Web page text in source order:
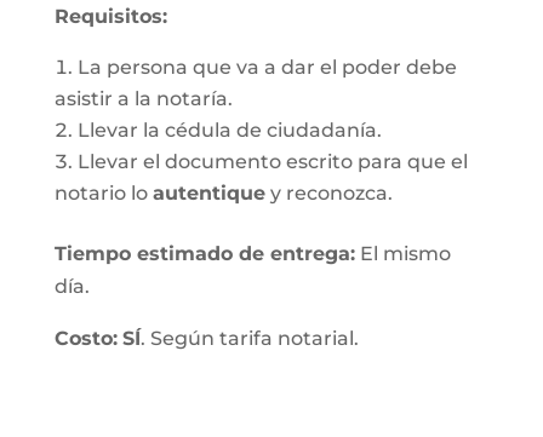
Requisitos:
La persona que va a dar el poder debe
asistir a la notaría.
Llevar la cédula de ciudadanía.
Llevar el documento escrito para que el
notario lo autentiquey reconozca.
Tiempo estimado de entrega:El mismo
día.
Costo: SÍ. Según tarifa notarial.